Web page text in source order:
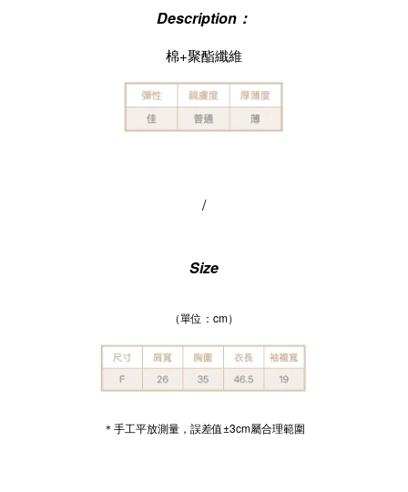
Description：
棉+聚酯纖維
/
Size
（單位：cm）
＊手工平放測量，誤差值±3cm屬合理範圍